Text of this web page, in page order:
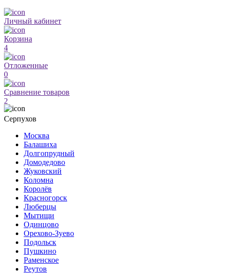
Личный кабинет
Корзина
4
Отложенные
0
Сравнение товаров
2
Серпухов
Москва
Балашиха
Долгопрудный
Домодедово
Жуковский
Коломна
Королёв
Красногорск
Люберцы
Мытищи
Одинцово
Орехово-Зуево
Подольск
Пушкино
Раменское
Реутов